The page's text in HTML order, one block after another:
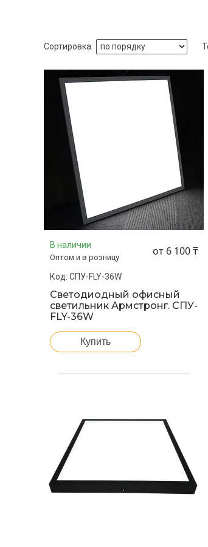
В наличии
Оптом и в розницу от 6 100 ₸
СПУ-FLY-36W
Светодиодный офисный
светильник Армстронг. СПУ-
FLY-36W
Купить